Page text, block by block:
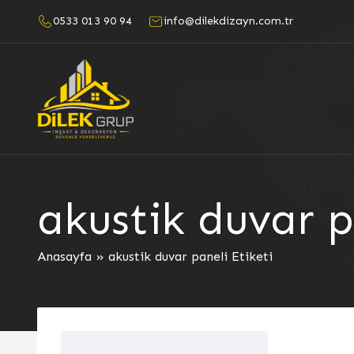
0533 013 90 94 info@dilekdizayn.com.tr
akustik duvar
Anasayfa » akustik duvar paneli Etiketi